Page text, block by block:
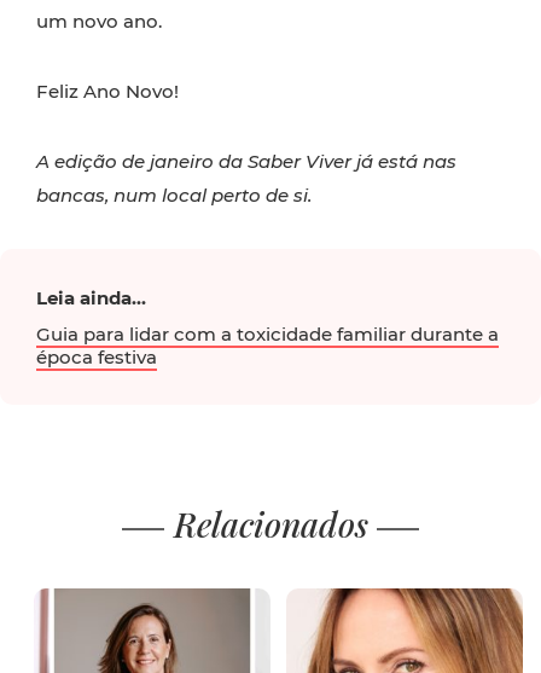
um novo ano.
Feliz Ano Novo!
A edição de janeiro da Saber Viver já está nas
bancas, num local perto de si.
Leia ainda...
Guia para lidar com a toxicidade familiar durante a
época festiva
Relacionados